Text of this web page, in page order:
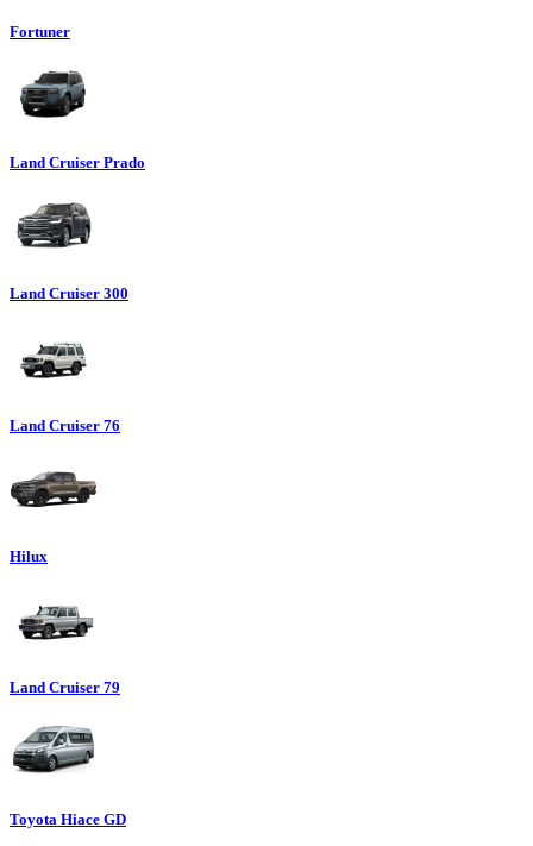
Fortuner
Land Cruiser Prado
Land Cruiser 300
Land Cruiser 76
Hilux
Land Cruiser 79
Toyota Hiace GD